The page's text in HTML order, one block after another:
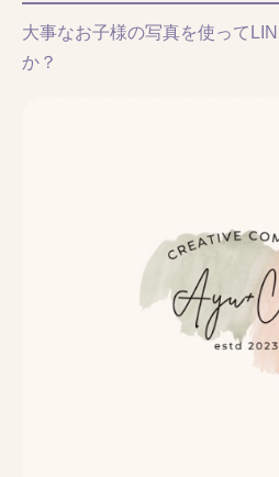
大事なお子様の写真を使って
か？